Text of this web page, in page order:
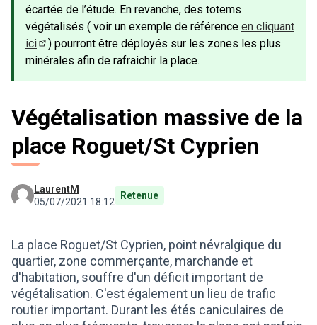
écartée de l’étude. En revanche, des totems
végétalisés ( voir un exemple de référence en cliquant
ici
(Lien externe)
) pourront être déployés sur les zones les plus
minérales afin de rafraichir la place.
Végétalisation massive de la
place Roguet/St Cyprien
LaurentM
05/07/2021 18:12
Retenue
La place Roguet/St Cyprien, point névralgique du
quartier, zone commerçante, marchande et
d'habitation, souffre d'un déficit important de
végétalisation. C'est également un lieu de trafic
routier important. Durant les étés caniculaires de